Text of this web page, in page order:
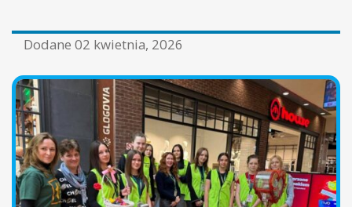
o
a
g
ł
ó
w
n
a
Dodane 02 kwietnia, 2026